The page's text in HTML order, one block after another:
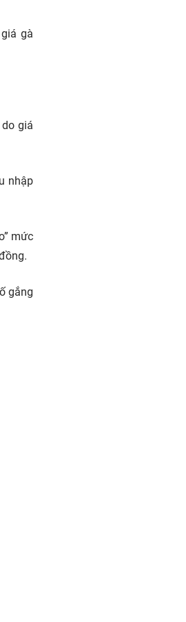
gà
giá
nhập
mức
gắng